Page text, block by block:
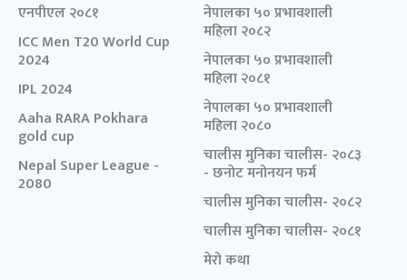
एनपीएल २०८१
ICC Men T20 World Cup
2024
IPL 2024
Aaha RARA Pokhara
gold cup
Nepal Super League -
2080
नेपालका ५० प्रभावशाली
महिला २०८२
नेपालका ५० प्रभावशाली
महिला २०८१
नेपालका ५० प्रभावशाली
महिला २०८०
चालीस मुनिका चालीस- २०८३
- छनोट मनोनयन फर्म
चालीस मुनिका चालीस- २०८२
चालीस मुनिका चालीस- २०८१
मेरो कथा